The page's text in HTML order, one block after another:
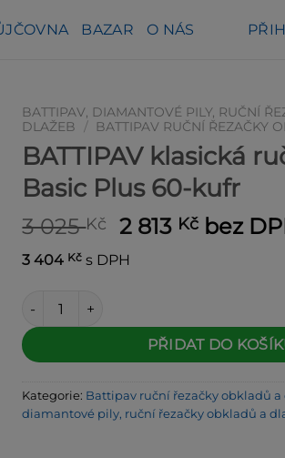
BAZAR O NÁS
BATTIPAV, DIAMANTOVÉ PILY, RUČNÍ
DLAŽEB
/ BATTIPAV RUČNÍ ŘEZAČKY
BATTIPAV klasická
Basic Plus 60-kufr
3 025Kč
Původní
cena
byla:
2 813 Kč bez
3 404 Kč s DPH
BATTIPAV klasická ruční řezačka Basic
PŘIDAT DO
Alternative:
Kategorie: Battipav ruční řezačky obkladů a
diamantové pily, ruční řezačky obkladů a